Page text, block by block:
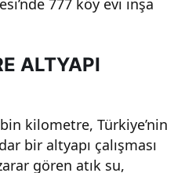
777 köy evi inşa
ALTYAPI
kilometre, Türkiye’nin
bir altyapı çalışması
gören atık su,